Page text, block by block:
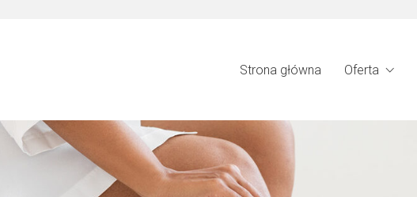
Strona główna Oferta